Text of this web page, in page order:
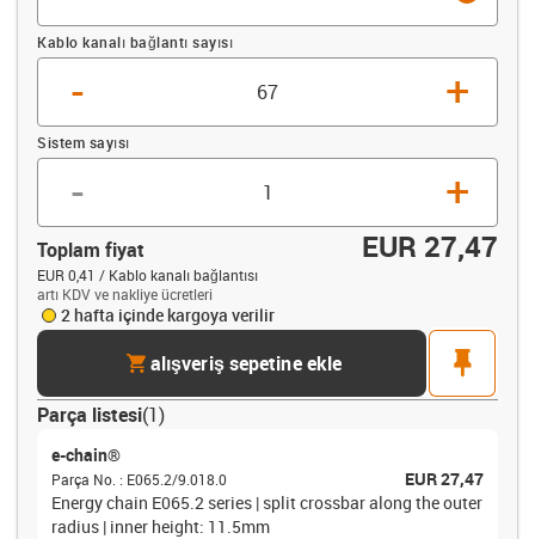
Kablo kanalı bağlantı sayısı
- +
Sistem sayısı
- +
Toplam fiyat EUR 27,47
EUR 0,41 / Kablo kanalı bağlantısı
artı KDV ve nakliye ücretleri
2 hafta içinde kargoya verilir
cartalışveriş sepetine ekle
pin
Parça listesi(1)
e-chain®
Parça No. : E065.2/9.018.0
EUR 27,47
Energy chain E065.2 series | split crossbar along the outer
radius | inner height: 11.5mm